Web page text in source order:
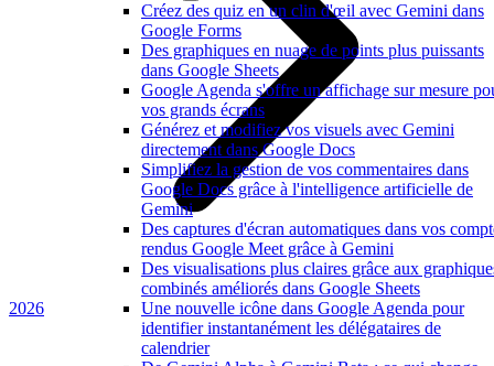
Créez des quiz en un clin d'œil avec Gemini dans
Google Forms
Des graphiques en nuage de points plus puissants
dans Google Sheets
Google Agenda s'offre un affichage sur mesure
vos grands écrans
Générez et modifiez vos visuels avec Gemini
directement dans Google Docs
Simplifiez la gestion de vos commentaires dans
Google Docs grâce à l'intelligence artificielle de
Gemini
Des captures d'écran automatiques dans vos
rendus Google Meet grâce à Gemini
Des visualisations plus claires grâce aux
combinés améliorés dans Google Sheets
Une nouvelle icône dans Google Agenda pour
identifier instantanément les délégataires de
calendrier
2026